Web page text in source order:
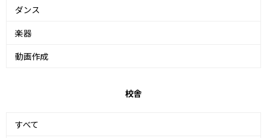
ダンス
楽器
動画作成
校舎
すべて